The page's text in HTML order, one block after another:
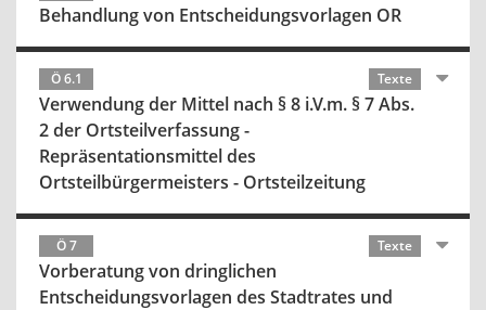
Behandlung von Entscheidungsvorlagen OR
Ö 6.1 Texte
Verwendung der Mittel nach § 8 i.V.m. § 7 Abs.
2 der Ortsteilverfassung -
Repräsentationsmittel des
Ortsteilbürgermeisters - Ortsteilzeitung
Ö 7 Texte
Vorberatung von dringlichen
Entscheidungsvorlagen des Stadtrates und